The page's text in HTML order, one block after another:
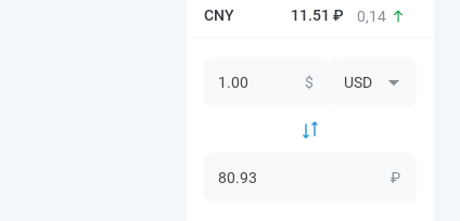
11.51 ₽ 0,14
$
₽